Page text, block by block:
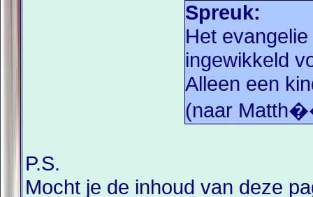
Spreuk:
Het
ingewikkeld
Alleen een
(naar
P.S.
Mocht je de inhoud van deze